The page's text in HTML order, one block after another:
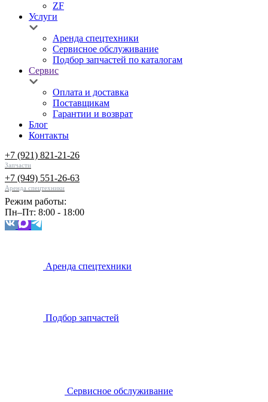
ZF
Услуги
Аренда спецтехники
Сервисное обслуживание
Подбор запчастей по каталогам
Сервис
Оплата и доставка
Поставщикам
Гарантии и возврат
Блог
Контакты
+7 (921) 821-21-26
Запчасти
+7 (949) 551-26-63
Аренда спецтехники
Режим работы:
Пн–Пт: 8:00 - 18:00
Аренда спецтехники
Подбор запчастей
Сервисное обслуживание